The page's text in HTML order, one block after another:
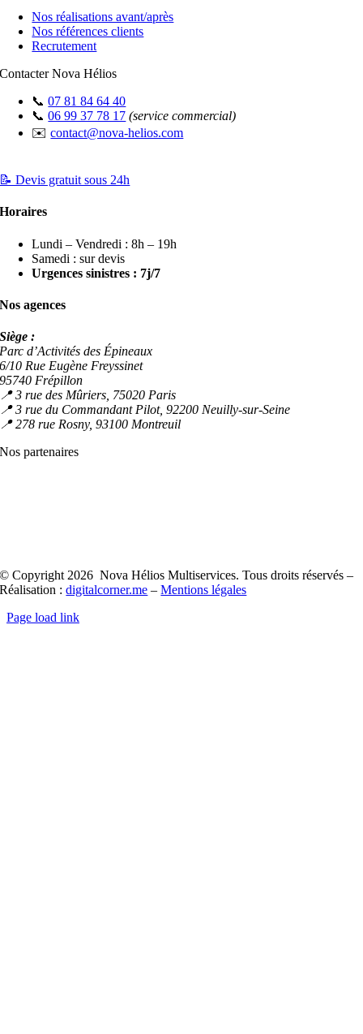
Nos réalisations avant/après
Nos références clients
Recrutement
Contacter Nova Hélios
📞07 81 84 64 40
📞06 99 37 78 17 (service commercial)
✉️contact@nova-helios.com
📝 Devis gratuit sous 24h
Horaires
Lundi – Vendredi : 8h – 19h
Samedi : sur devis
Urgences sinistres : 7j/7
Nos agences
Siège :
Parc d’Activités des Épineaux
6/10 Rue Eugène Freyssinet
95740 Frépillon
📍 3 rue des Mûriers, 75020 Paris
📍 3 rue du Commandant Pilot, 92200 Neuilly-sur-Seine
📍 278 rue Rosny, 93100 Montreuil
Nos partenaires
© Copyright 2026 Nova Hélios Multiservices. Tous droits réservés –
Réalisation :digitalcorner.me –Mentions légales
Page load link